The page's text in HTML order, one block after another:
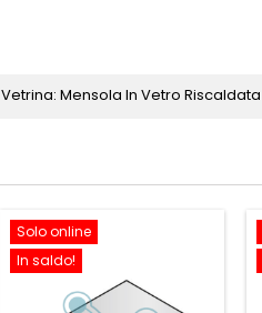
Vetrina: Mensola In Vetro Riscaldata
Solo online
In saldo!